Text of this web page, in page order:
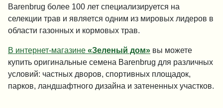
Barenbrug более 100 лет специализируется на
селекции трав и является одним из мировых лидеров в
области газонных и кормовых трав.
В интернет-магазине «Зеленый дом» вы можете
купить оригинальные семена Barenbrug для различных
условий: частных дворов, спортивных площадок,
парков, ландшафтного дизайна и затененных участков.